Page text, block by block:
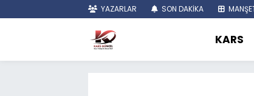
YAZARLAR SON DAKİKA
KARS